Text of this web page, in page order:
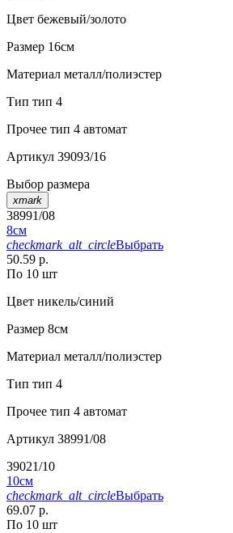
Цвет бежевый/золото
Размер 16см
Материал металл/полиэстер
Тип тип 4
Прочее тип 4 автомат
Артикул 39093/16
Выбор размера
xmark
38991/08
8см
checkmark_alt_circleВыбрать
50.59 р.
По 10 шт
Цвет никель/синий
Размер 8см
Материал металл/полиэстер
Тип тип 4
Прочее тип 4 автомат
Артикул 38991/08
39021/10
10см
checkmark_alt_circleВыбрать
69.07 р.
По 10 шт